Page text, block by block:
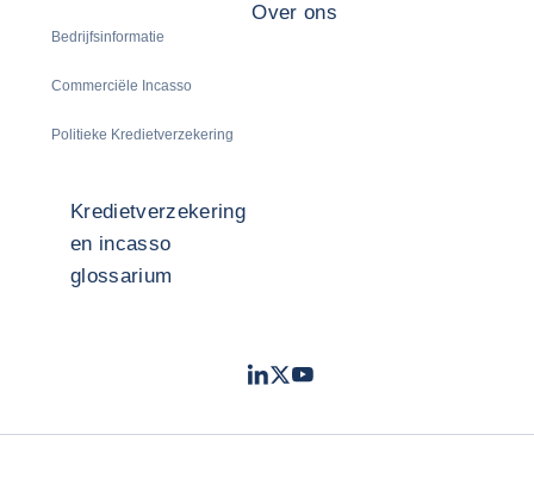
Bedrijfsinformatie
Commerciële Incasso
Politieke Kredietverzekering
Over ons
Kredietverzekering
en incasso
glossarium
LinkedIn
TwitterYoutube